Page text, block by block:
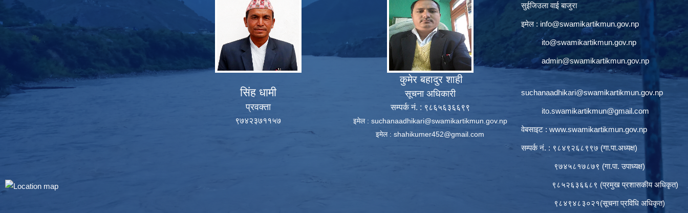
सिंह धामी
प्रवक्ता
९७४२३७११५७
कुमेर बहादुर शाही
सूचना अधिकारी
सम्पर्क नं. : ९८६५६३६६९९
इमेल : suchanaadhikari@swamikartikmun.gov.np
इमेल : shahikumer452@gmail.com
सुईजिउला वाई बाजुरा
इमेल : info@swamikartikmun.gov.np
ito@swamikartikmun.gov.np
admin@swamikartikmun.gov.np
suchanaadhikari@swamikartikmun.gov.np
ito.swamikartikmun@gmail.com
वेबसाइट : www.swamikartikmun.gov.np
सम्पर्क नं. : ९८४९२६८९९७ (गा.पा.अध्यक्ष)
९७४५८१७८७९ (गा.पा. उपाध्यक्ष)
९८५२६३६६८९ (प्रमुख प्रशासकीय अधिकृत)
९८४९४८३०२१(सूचना प्रविधि अधिकृत)